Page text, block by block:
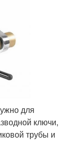
для
ключи,
трубы и